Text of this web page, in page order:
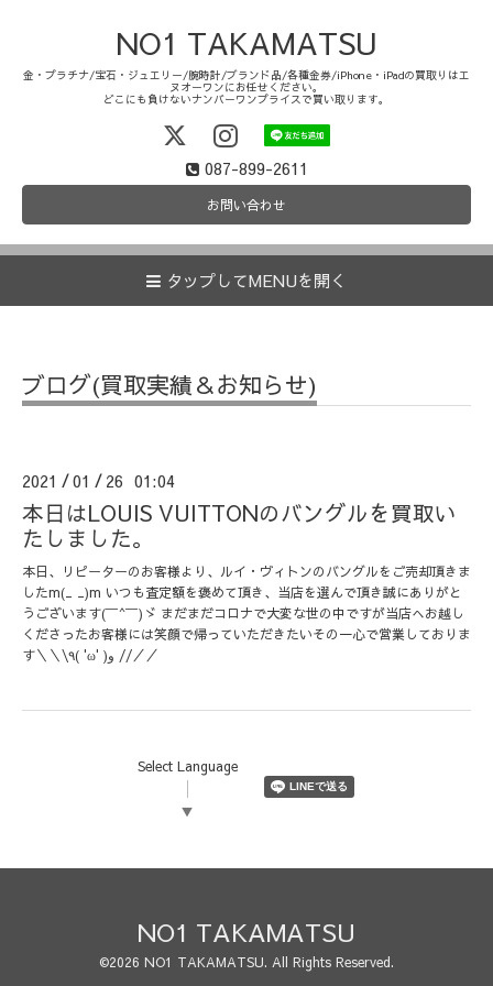
NO1 TAKAMATSU
金・プラチナ/宝石・ジュエリー/腕時計/ブランド品/各種金券/iPhone・iPadの買取りはエ
ヌオーワンにお任せください。
どこにも負けないナンバーワンプライスで買い取ります。
087-899-2611
お問い合わせ
タップしてMENUを開く
ブログ(買取実績＆お知らせ)
2021 /01 / 26 01:04
本日はLOUIS VUITTONのバングルを買取い
たしました。
本日、リピーターのお客様より、ルイ・ヴィトンのバングルをご売却頂きま
したm(_ _)m いつも査定額を褒めて頂き、当店を選んで頂き誠にありがと
うございます(￣^￣)ゞ まだまだコロナで大変な世の中ですが当店へお越し
くださったお客様には笑顔で帰っていただきたいその一心で営業しておりま
す＼＼\٩( 'ω' )و //／／
Select Language
▼
NO1 TAKAMATSU
©2026 NO1 TAKAMATSU. All Rights Reserved.